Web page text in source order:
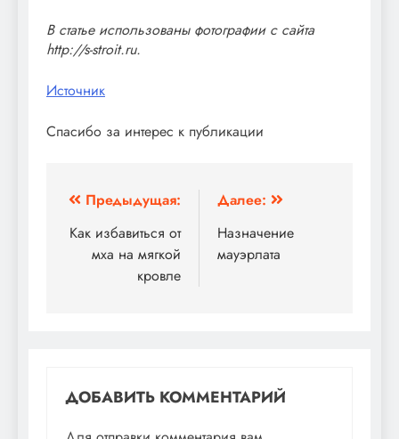
В статье использованы фотографии с сайта
http://s-stroit.ru.
Источник
Спасибо за интерес к публикации
Навигация
по
записям
Предыдущая:
Как избавиться от
мха на мягкой
кровле
Далее:
Назначение
мауэрлата
ДОБАВИТЬ КОММЕНТАРИЙ